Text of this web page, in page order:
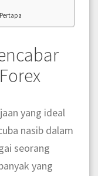
yang ideal
nasib dalam
seorang
yang